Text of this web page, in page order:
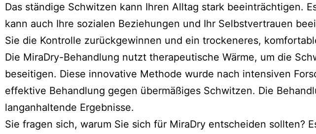
Das ständige Schwitzen kann Ihren Alltag stark beeinträchtigen.
kann auch Ihre sozialen Beziehungen und Ihr Selbstvertrauen
Sie die Kontrolle zurückgewinnen und ein trockeneres,
Die MiraDry-Behandlung nutzt therapeutische Wärme, um die
beseitigen. Diese innovative Methode wurde nach intensiven
effektive Behandlung gegen übermäßiges Schwitzen. Die
langanhaltende Ergebnisse.
Sie fragen sich, warum Sie sich für MiraDry entscheiden sollten?